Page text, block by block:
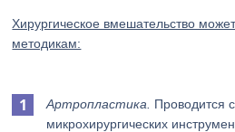
Хирургическое вмешательство
методикам:
Артропластика.
Проводится
микрохирургических